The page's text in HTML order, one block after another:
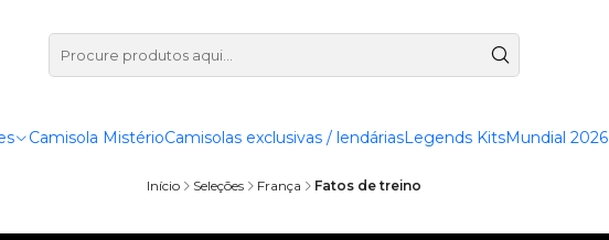
Camisola MistérioCamisolas exclusivas / lendáriasLegends KitsMundial 2026
Início Seleções França Fatos de treino